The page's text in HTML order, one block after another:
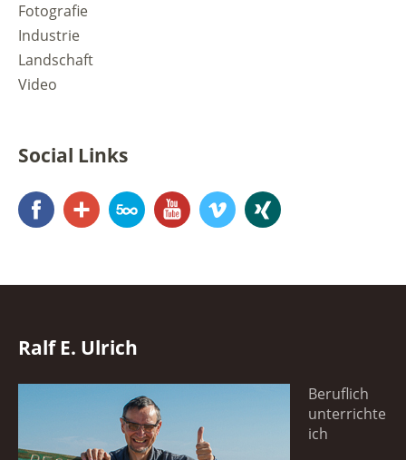
Fotografie
Industrie
Landschaft
Video
Social Links
FacebookGoogle+500px YouTubeVimeo
Ralf E. Ulrich
Beruflich
unterrichte
ich